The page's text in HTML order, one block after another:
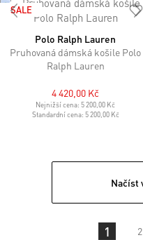
SALE
Polo Ralph Lauren
Pruhovaná dámská košile Polo
Ralph Lauren
4 420,00 Kč
Nejnižší cena: 5 200,00 Kč
Standardní cena: 5 200,00 Kč
Načíst
1 2